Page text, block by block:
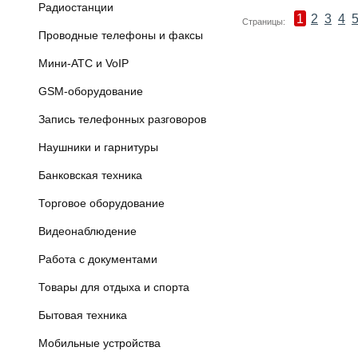
Радиостанции
Проводные телефоны и факсы
Мини-АТС и VoIP
GSM-оборудование
Запись телефонных разговоров
Наушники и гарнитуры
Банковская техника
Торговое оборудование
Видеонаблюдение
Работа с документами
Товары для отдыха и спорта
Бытовая техника
Мобильные устройства
Страницы: 1 2 3 4 5